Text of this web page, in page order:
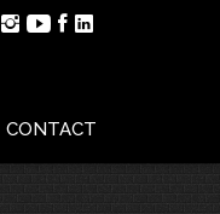
CONTACT